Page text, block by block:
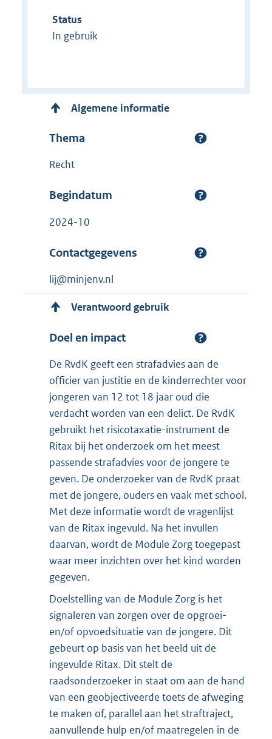
Status
In gebruik
Algemene informatie
Thema
Recht
Begindatum
2024-10
Contactgegevens
lij@minjenv.nl
Verantwoord gebruik
Doel en impact
De RvdK geeft een strafadvies aan de
officier van justitie en de kinderrechter voor
jongeren van 12 tot 18 jaar oud die
verdacht worden van een delict. De RvdK
gebruikt het risicotaxatie-instrument de
Ritax bij het onderzoek om het meest
passende strafadvies voor de jongere te
geven. De onderzoeker van de RvdK praat
met de jongere, ouders en vaak met school.
Met deze informatie wordt de vragenlijst
van de Ritax ingevuld. Na het invullen
daarvan, wordt de Module Zorg toegepast
waar meer inzichten over het kind worden
gegeven.
Doelstelling van de Module Zorg is het
signaleren van zorgen over de opgroei-
en/of opvoedsituatie van de jongere. Dit
gebeurt op basis van het beeld uit de
ingevulde Ritax. Dit stelt de
raadsonderzoeker in staat om aan de hand
van een geobjectiveerde toets de afweging
te maken of, parallel aan het straftraject,
aanvullende hulp en/of maatregelen in de